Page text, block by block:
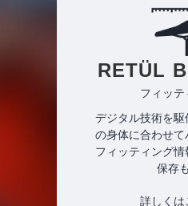
RETÜL
フィッテ
デジタル技術を駆
の身体に合わせて
フィッティング
保存も
詳しくは